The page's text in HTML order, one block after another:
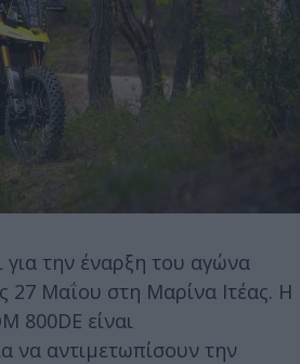
για την έναρξη του αγώνα
27 Μαΐου στη Μαρίνα Ιτέας. Η
800DE είναι
να αντιμετωπίσουν την